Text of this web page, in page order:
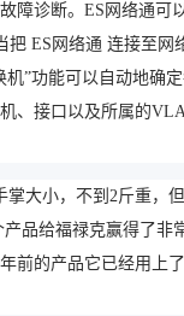
障诊断。ES网络通可
把 ES网络通 连接至网
机”功能可以自动地确
、接口以及所属的
掌大小，不到2斤重，
品给福禄克赢得了非
前的产品它已经用上